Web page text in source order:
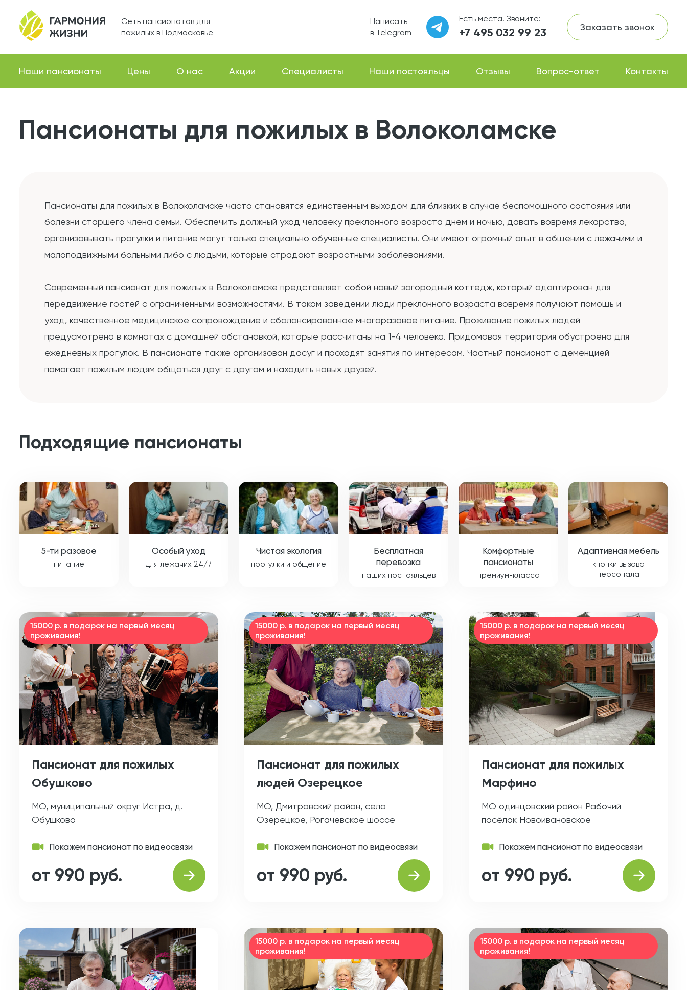
Сеть пансионатов для
пожилых в Подмосковье
Написать
в Telegram
Есть места! Звоните:
+7 495 032 99 23 Заказать звонок
Наши пансионаты Цены О нас Акции Специалисты Наши постояльцы Отзывы Вопрос-ответ Контакты
Пансионаты для пожилых в Волоколамске
Пансионаты для пожилых в Волоколамске часто становятся единственным выходом для близких в случае беспомощного состояния или
болезни старшего члена семьи. Обеспечить должный уход человеку преклонного возраста днем и ночью, давать вовремя лекарства,
организовывать прогулки и питание могут только специально обученные специалисты. Они имеют огромный опыт в общении с лежачими и
малоподвижными больными либо с людьми, которые страдают возрастными заболеваниями.
Современный пансионат для пожилых в Волоколамске представляет собой новый загородный коттедж, который адаптирован для
передвижение гостей с ограниченными возможностями. В таком заведении люди преклонного возраста вовремя получают помощь и
уход, качественное медицинское сопровождение и сбалансированное многоразовое питание. Проживание пожилых людей
предусмотрено в комнатах с домашней обстановкой, которые рассчитаны на 1-4 человека. Придомовая территория обустроена для
ежедневных прогулок. В пансионате также организован досуг и проходят занятия по интересам. Частный пансионат с деменцией
помогает пожилым людям общаться друг с другом и находить новых друзей.
Подходящие пансионаты
5-ти разовое
питание
Особый уход
для лежачих 24/7
Чистая экология
прогулки и общение
Бесплатная
перевозка
наших постояльцев
Комфортные
пансионаты
премиум-класса
Адаптивная мебель
кнопки вызова
персонала
15000 р. в подарок на первый месяц
проживания!
Пансионат для пожилых
Обушково
МО, муниципальный округ Истра, д.
Обушково
Покажем пансионат по видеосвязи
от 990 руб.
15000 р. в подарок на первый месяц
проживания!
Пансионат для пожилых
людей Озерецкое
МО, Дмитровский район, село
Озерецкое, Рогачевское шоссе
Покажем пансионат по видеосвязи
от 990 руб.
15000 р. в подарок на первый месяц
проживания!
Пансионат для пожилых
Марфино
МО одинцовский район Рабочий
посёлок Новоивановское
Покажем пансионат по видеосвязи
от 990 руб.
15000 р. в подарок на первый месяц
проживания!
15000 р. в подарок на первый месяц
проживания!